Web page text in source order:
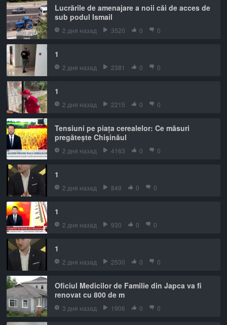
Lucrările de amenajare a noii căi de acces de
sub podul Ismail
2 дня назад 3520 0 0
1
2 дня назад 2381 0 0
1
2 дня назад 2215 0 0
Tensiuni pe piața cerealelor: Ce măsuri
pregătește Chișinăul
2 дня назад 4163 0 0
1
2 дня назад 849 0 0
1
2 дня назад 930 0 0
1
2 дня назад 2530 0 0
Oficiul Medicilor de Familie din Japca va fi
renovat cu 800 de m
3 дня назад 1906 0 0